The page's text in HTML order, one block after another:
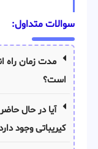
سوالات متداول:
مدت زمان راه
است؟
آیا در حال
کیریباتی وجود